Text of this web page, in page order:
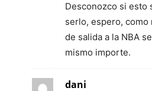
Desconozco si esto
serlo, espero, como
de salida a la NBA
mismo importe.
dani